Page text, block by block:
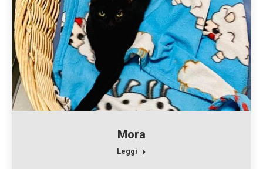
Mora
Leggi